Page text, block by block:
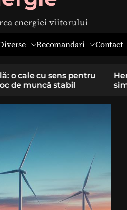
energiei viitorului
Recomandari Contact
la adulți: cauze,
chirurgical